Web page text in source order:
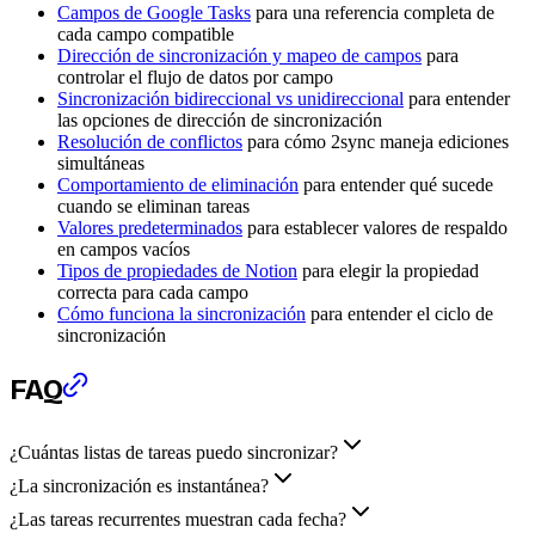
Campos de Google Tasks para una referencia completa de
cada campo compatible
Dirección de sincronización y mapeo de campos para
controlar el flujo de datos por campo
Sincronización bidireccional vs unidireccional para entender
las opciones de dirección de sincronización
Resolución de conflictos para cómo 2sync maneja ediciones
simultáneas
Comportamiento de eliminación para entender qué sucede
cuando se eliminan tareas
Valores predeterminados para establecer valores de respaldo
en campos vacíos
Tipos de propiedades de Notion para elegir la propiedad
correcta para cada campo
Cómo funciona la sincronización para entender el ciclo de
sincronización
FAQ
¿Cuántas listas de tareas puedo sincronizar?
¿La sincronización es instantánea?
¿Las tareas recurrentes muestran cada fecha?